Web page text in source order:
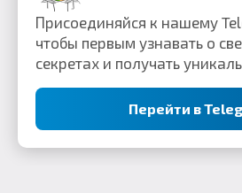
Присоединяйся к нашему
чтобы первым узнавать о
секретах и получать
Перейти в